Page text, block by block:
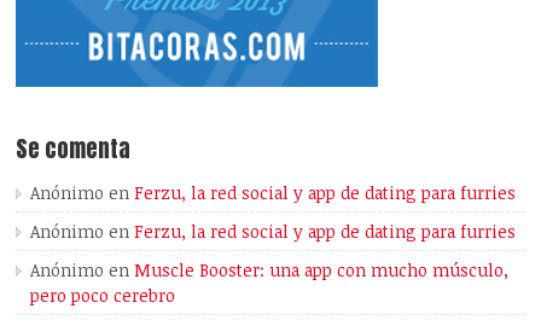
Se comenta
Anónimo enFerzu, la red social y app de dating para furries
Anónimo enFerzu, la red social y app de dating para furries
Anónimo enMuscle Booster: una app con mucho músculo,
pero poco cerebro